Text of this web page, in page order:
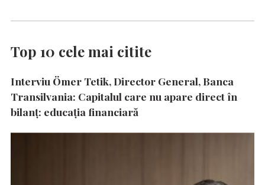
Top 10 cele mai citite
Interviu Ömer Tetik, Director General, Banca
Transilvania: Capitalul care nu apare direct în
bilanț: educația financiară